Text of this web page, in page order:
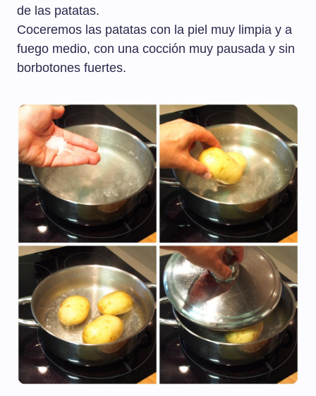
de las patatas.
Coceremos las patatas con la piel muy limpia y a
fuego medio, con una cocción muy pausada y sin
borbotones fuertes.